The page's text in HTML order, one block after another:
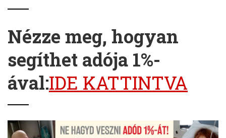
Nézze meg, hogyan
segíthet adója 1%-
ával:IDE KATTINTVA